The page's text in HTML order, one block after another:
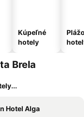
Kúpeľné
hotely
Brela
Hotel Alga